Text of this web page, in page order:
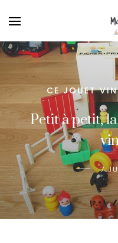
CE JOUET
Petit à petit,
7